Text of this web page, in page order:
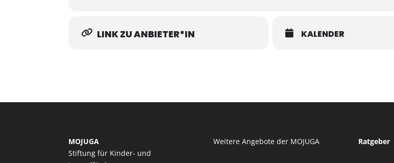
LINK ZU ANBIETER*IN KALENDER
MOJUGA
Stiftung für Kinder- und
Weitere Angebote der MOJUGA Ratgeber